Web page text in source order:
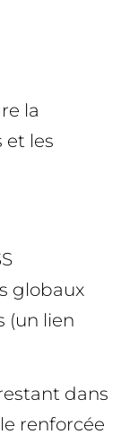
la
et les
globaux
(un lien
dans
renforcée